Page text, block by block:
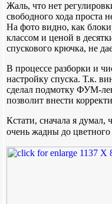
Жаль, что нет
свободного хода проста
На фото видно, как
классом и ценой в
спускового крючка, не
В процессе разборки и
настройку спуска. Т.к.
сделал подмотку ФУМ-
позволит внести
Кстати, сначала я думал,
очень жадны до